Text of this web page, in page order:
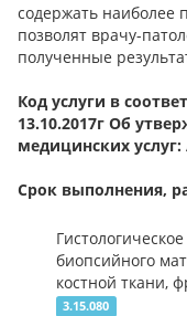
содержать наиболее
позволят врачу-
полученные
Код услуги в
13.10.2017г Об
медицинских услуг:
Срок выполнения,
биопсийного
костной ткани,
3.15.080